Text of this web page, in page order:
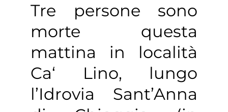
Tre persone sono
morte questa
mattina in località
Ca‘ Lino, lungo
l’Idrovia Sant’Anna